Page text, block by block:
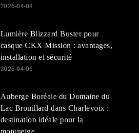
2026-04-08
Lumière Blizzard Buster pour
casque CKX Mission : avantages,
installation et sécurité
2026-04-06
Auberge Boréale du Domaine du
Lac Brouillard dans Charlevoix :
destination idéale pour la